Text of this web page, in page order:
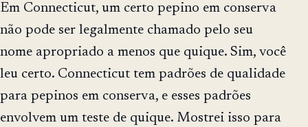
Em Connecticut, um certo pepino em conserva
não pode ser legalmente chamado pelo seu
nome apropriado a menos que quique. Sim, você
leu certo. Connecticut tem padrões de qualidade
para pepinos em conserva, e esses padrões
envolvem um teste de quique. Mostrei isso para